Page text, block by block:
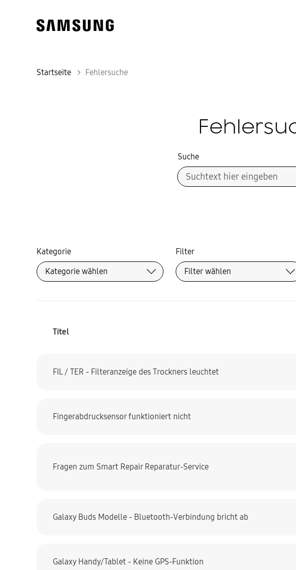
Startseite Fehlersuche
Suche
Kategorie
Filter
Titel
FIL / TER - Filteranzeige des Trockners leuchtet
Fingerabdrucksensor funktioniert nicht
Fragen zum Smart Repair Reparatur-Service
Galaxy Buds Modelle - Bluetooth-Verbindung bricht ab
Galaxy Handy/Tablet - Keine GPS-Funktion